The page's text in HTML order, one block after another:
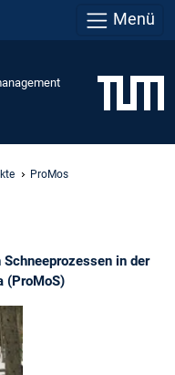
Menü
ProMos
in der
(ProMoS)